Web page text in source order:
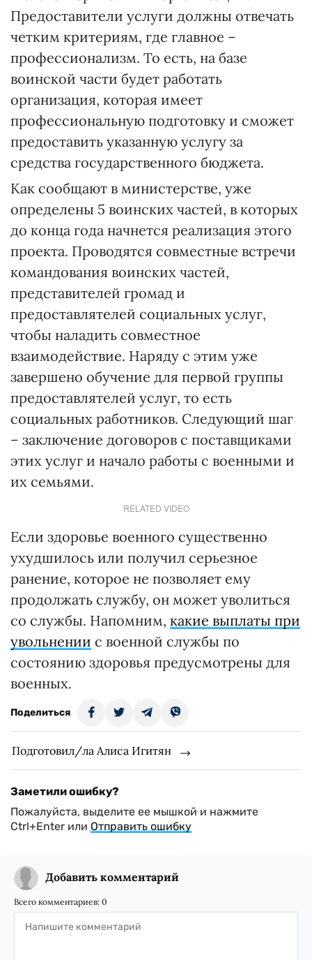
Предоставители услуги должны отвечать
четким критериям, где главное –
профессионализм. То есть, на базе
воинской части будет работать
организация, которая имеет
профессиональную подготовку и сможет
предоставить указанную услугу за
средства государственного бюджета.
Как сообщают в министерстве, уже
определены 5 воинских частей, в которых
до конца года начнется реализация этого
проекта. Проводятся совместные встречи
командования воинских частей,
представителей громад и
предоставлятелей социальных услуг,
чтобы наладить совместное
взаимодействие. Наряду с этим уже
завершено обучение для первой группы
предоставлятелей услуг, то есть
социальных работников. Следующий шаг
– заключение договоров с поставщиками
этих услуг и начало работы с военными и
их семьями.
RELATED VIDEO
Если здоровье военного существенно
ухудшилось или получил серьезное
ранение, которое не позволяет ему
продолжать службу, он может уволиться
со службы. Напомним, какие выплаты при
увольнении с военной службы по
состоянию здоровья предусмотрены для
военных.
Поделиться
Подготовил/ла Алиса Игитян
Заметили ошибку?
Пожалуйста, выделите ее мышкой и нажмите
Ctrl+Enter или Отправить ошибку
Добавить комментарий
Всего комментариев: 0